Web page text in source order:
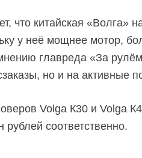
что китайская «Волга»
у неё мощнее мотор,
главреда «За
но и на активные
Volga К30 и Volga
рублей соответственно.